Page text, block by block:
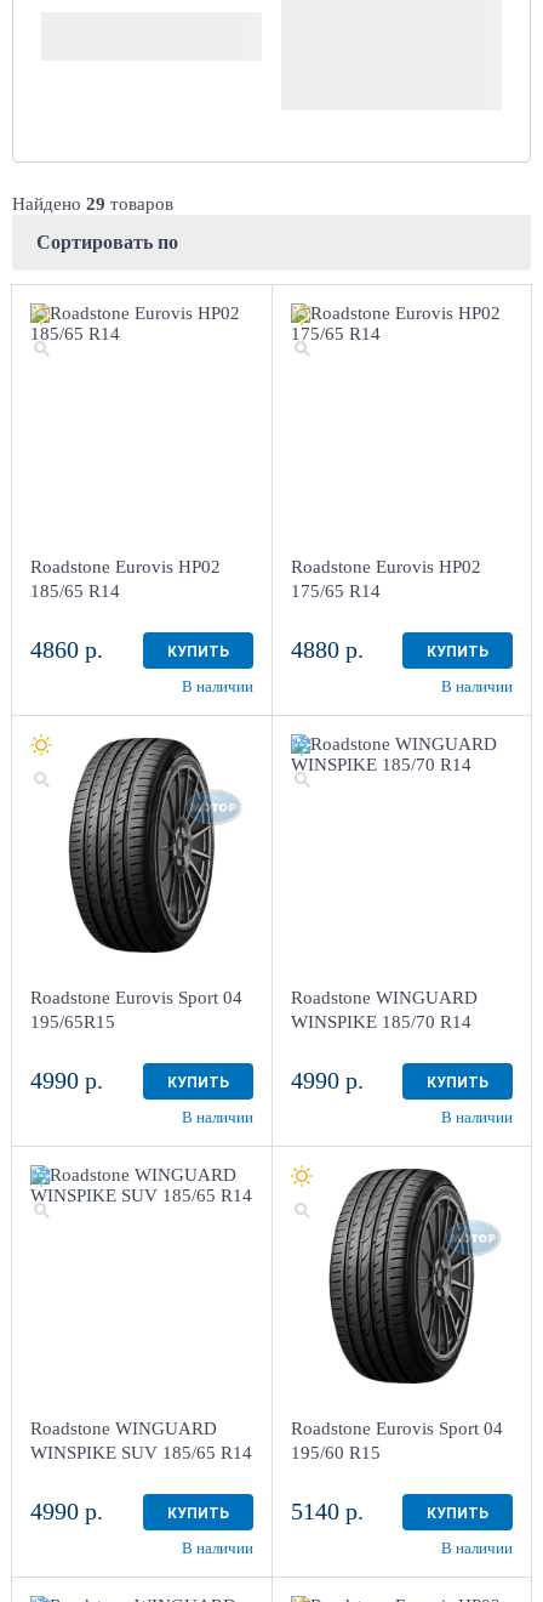
Найдено 29 товаров
Сортировать по
Roadstone Eurovis HP02
185/65 R14
4860 р. КУПИТЬ
В наличии
Roadstone Eurovis HP02
175/65 R14
4880 р. КУПИТЬ
В наличии
Roadstone Eurovis Sport 04
195/65R15
4990 р. КУПИТЬ
В наличии
Roadstone WINGUARD
WINSPIKE 185/70 R14
4990 р. КУПИТЬ
В наличии
Roadstone WINGUARD
WINSPIKE SUV 185/65 R14
4990 р. КУПИТЬ
В наличии
Roadstone Eurovis Sport 04
195/60 R15
5140 р. КУПИТЬ
В наличии